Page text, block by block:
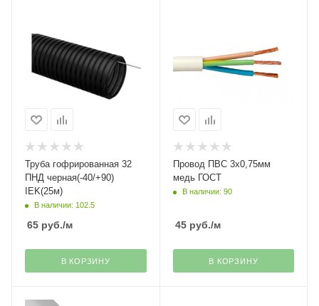
Труба гофрированная 32
ПНД черная(-40/+90)
IEK(25м)
В наличии: 102.5
65 руб./м
В КОРЗИНУ
Провод ПВС 3х0,75мм
медь ГОСТ
В наличии: 90
45руб./м
В КОРЗИНУ